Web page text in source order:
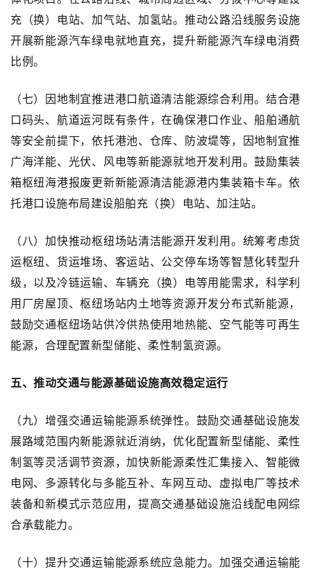
充（换）电站、加气站、加氢站。推动公路沿线服务设施
开展新能源汽车绿电就地直充，提升新能源汽车绿电消费
比例。
（七）因地制宜推进港口航道清洁能源综合利用。结合港
口码头、航道运河既有条件，在确保港口作业、船舶通航
等安全前提下，依托港池、仓库、防波堤等，因地制宜推
广海洋能、光伏、风电等新能源就地开发利用。鼓励集装
箱枢纽海港报废更新新能源清洁能源港内集装箱卡车。依
托港口设施布局建设船舶充（换）电站、加注站。
（八）加快推动枢纽场站清洁能源开发利用。统筹考虑货
运枢纽、货运堆场、客运站、公交停车场等智慧化转型升
级，以及冷链运输、车辆充（换）电等用能需求，科学利
用厂房屋顶、枢纽场站内土地等资源开发分布式新能源，
鼓励交通枢纽场站供冷供热使用地热能、空气能等可再生
能源，合理配置新型储能、柔性制氢资源。
五、推动交通与能源基础设施高效稳定运行
（九）增强交通运输能源系统弹性。鼓励交通基础设施发
展路域范围内新能源就近消纳，优化配置新型储能、柔性
制氢等灵活调节资源，加快新能源柔性汇集接入、智能微
电网、多源转化与多能互补、车网互动、虚拟电厂等技术
装备和新模式示范应用，提高交通基础设施沿线配电网综
合承载能力。
（十）提升交通运输能源系统应急能力。加强交通运输能